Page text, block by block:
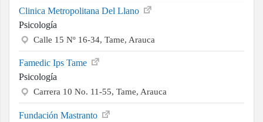
Clinica Metropolitana Del Llano
Psicología
Calle 15 Nº 16-34, Tame, Arauca
Famedic Ips Tame
Psicología
Carrera 10 No. 11-55, Tame, Arauca
Fundación Mastranto